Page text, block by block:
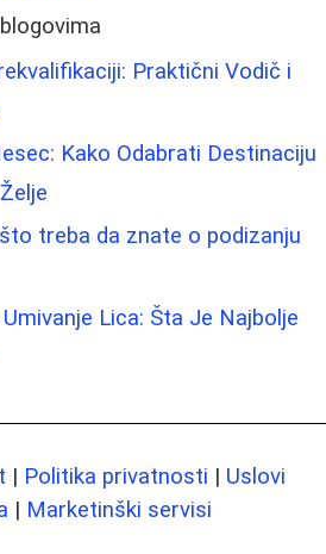
Praktični Vodič i
Kako Odabrati Destinaciju
treba da znate o podizanju
Lica: Šta Je Najbolje
| Politika privatnosti | Uslovi
| Marketinški servisi